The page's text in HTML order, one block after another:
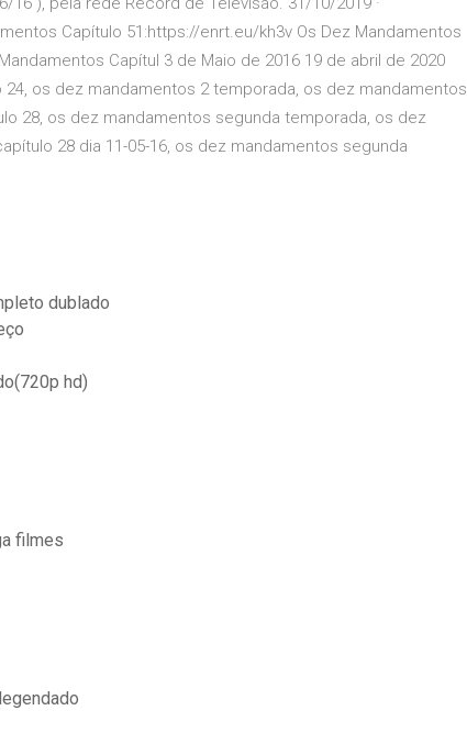
Capítulo 51:https://enrt.eu/kh3v Os Dez Mandamentos
Capítul 3 de Maio de 2016 19 de abril de 2020
os dez mandamentos 2 temporada, os dez mandamentos
28, os dez mandamentos segunda temporada, os dez
28 dia 11-05-16, os dez mandamentos segunda
dublado
hd)
filmes